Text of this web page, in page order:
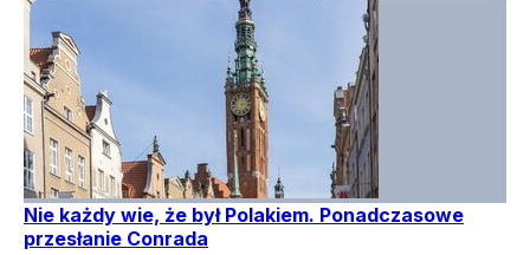
Nie każdy wie, że był Polakiem. Ponadczasowe
przesłanie Conrada